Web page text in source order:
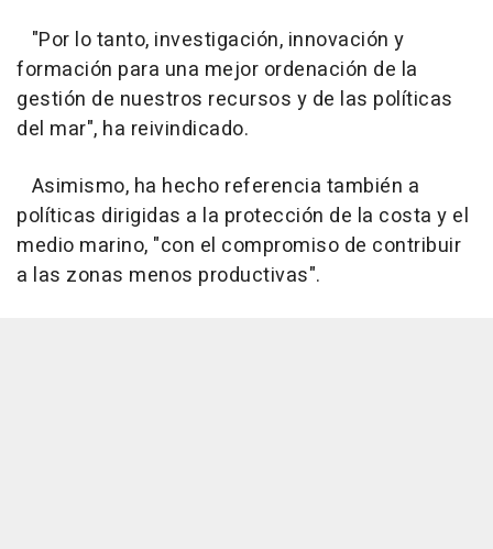
"Por lo tanto, investigación, innovación y
formación para una mejor ordenación de la
gestión de nuestros recursos y de las políticas
del mar", ha reivindicado.
Asimismo, ha hecho referencia también a
políticas dirigidas a la protección de la costa y el
medio marino, "con el compromiso de contribuir
a las zonas menos productivas".